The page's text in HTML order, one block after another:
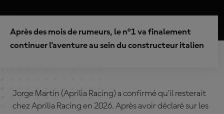
Après des mois de rumeurs, le n°1 va finalement
continuer l'aventure au sein du constructeur italien
Jorge Martín (Aprilia Racing) a confirmé qu'il resterait
chez Aprilia Racing en 2026. Après avoir déclaré sur les